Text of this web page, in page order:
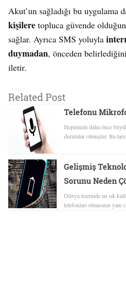
Akut’un sağladığı bu uygulama
kişilere topluca güvende
sağlar. Ayrıca SMS yoluyla
duymadan, önceden
iletir.
Related Post
Telefonu
Hepimizin daha önce
durumlar olmuştur. Bu
Gelişmiş
Sorunu Neden
Dünya üzerinde en sık
telefonları olmasının